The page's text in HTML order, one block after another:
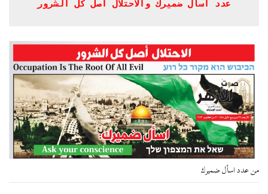
عدد اسأل ضميرك والاحتلال أصل كل الشرور
من عدد اسأل ضميرك